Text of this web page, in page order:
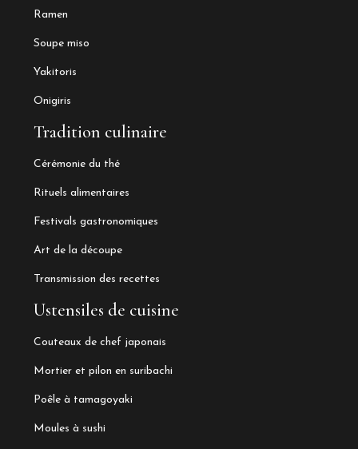
Ramen
Soupe miso
Yakitoris
Onigiris
Tradition culinaire
Cérémonie du thé
Rituels alimentaires
Festivals gastronomiques
Art de la découpe
Transmission des recettes
Ustensiles de cuisine
Couteaux de chef japonais
Mortier et pilon en suribachi
Poêle à tamagoyaki
Moules à sushi